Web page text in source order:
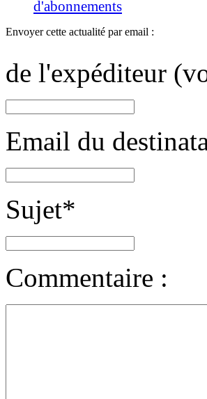
d'abonnements
Envoyer cette actualité par email :
de l'expéditeur
Email du
Sujet*
Commentaire :